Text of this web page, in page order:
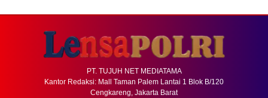
PT. TUJUH NET MEDIATAMA
Kantor Redaksi: Mall Taman Palem Lantai 1 Blok B/120
Cengkareng, Jakarta Barat